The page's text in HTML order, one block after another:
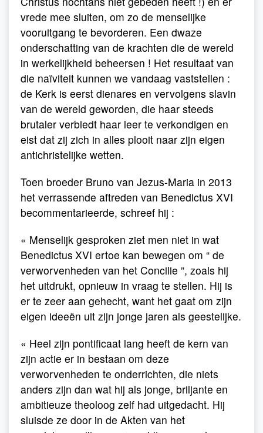
vrede mee sluiten, om zo de menselijke
vooruitgang te bevorderen. Een dwaze
onderschatting van de krachten die de wereld
in werkelijkheid beheersen ! Het resultaat van
die naïviteit kunnen we vandaag vaststellen :
de Kerk is eerst dienares en vervolgens slavin
van de wereld geworden, die haar steeds
brutaler verbiedt haar leer te verkondigen en
eist dat zij zich in alles plooit naar zijn eigen
antichristelijke wetten.
Toen broeder Bruno van Jezus-Maria in 2013
het ­verrassende aftreden van Be­ne­­dictus XVI
becommentarieerde, schreef hij :
« Menselijk gesproken ziet men niet in wat
Benedictus XVI ertoe kan bewegen om “ de
verworvenheden van het Concilie ”, zoals hij
het uitdrukt, opnieuw in vraag te stellen. Hij is
er te zeer aan gehecht, want het gaat om zijn
eigen ideeën uit zijn jonge jaren als geestelijke.
« Heel zijn pontificaat lang heeft de kern van
zijn actie er in bestaan om deze
verworvenheden te onderrichten, die niets
anders zijn dan wat hij als jonge, briljante en
ambitieuze theoloog zelf had uitgedacht. Hij
sluisde ze door in de Akten van het